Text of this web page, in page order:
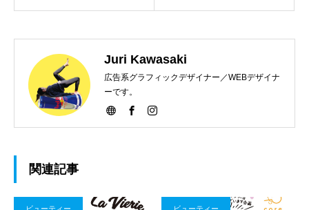
Juri Kawasaki
広告系グラフィックデザイナー／WEBデザイナ
ーです。
関連記事